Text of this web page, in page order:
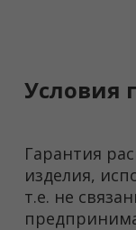
Условия
Гарантия
изделия,
т.е. не